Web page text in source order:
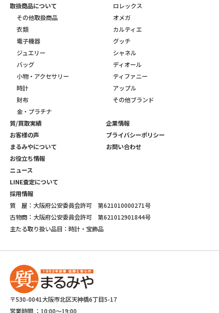
取扱商品について
その他取扱商品
衣類
電子機器
ジュエリー
バッグ
小物・アクセサリー
時計
財布
金・プラチナ
ロレックス
オメガ
カルティエ
グッチ
シャネル
ディオール
ティファニー
アップル
その他ブランド
質/買取実績
お客様の声
まるみやについて
お役立ち情報
ニュース
LINE査定について
採用情報
企業情報
プライバシーポリシー
お問い合わせ
質 屋：大阪府公安委員会許可 第621010000271号
古物商：大阪府公安委員会許可 第621012901844号
主たる取り扱い品目：時計・宝飾品
〒530-0041大阪市北区天神橋6丁目5-17
営業時間 ： 10:00～19:00